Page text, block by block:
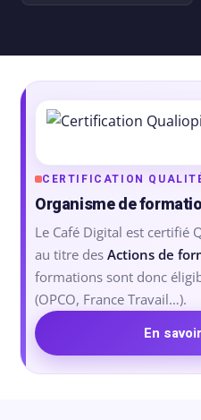
CERTIFICATION
Organisme de
Le Café Digital est certifié
au titre des Actions de
formations sont donc
(OPCO, France Travail…).
En